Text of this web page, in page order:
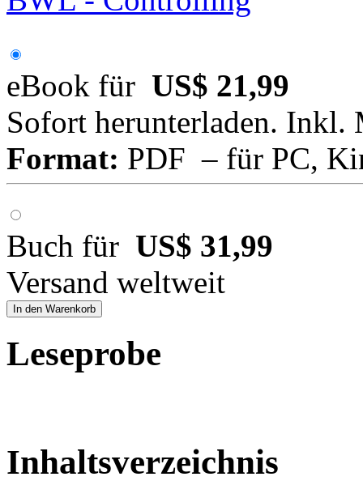
eBook für US$ 21,99
Sofort herunterladen. Inkl.
Format: PDF – für PC,
Buch für US$ 31,99
Versand weltweit
In den Warenkorb
Leseprobe
Inhaltsverzeichnis